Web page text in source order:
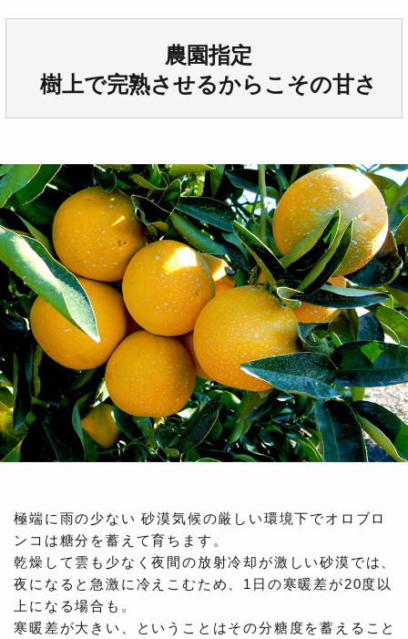
農園指定
樹上で完熟させるからこその甘さ
極端に雨の少ない 砂漠気候の厳しい環境下でオロブロ
ンコは糖分を蓄えて育ちます。
乾燥して雲も少なく夜間の放射冷却が激しい砂漠では、
夜になると急激に冷えこむため、1日の寒暖差が20度以
上になる場合も。
寒暖差が大きい、ということはその分糖度を蓄えること